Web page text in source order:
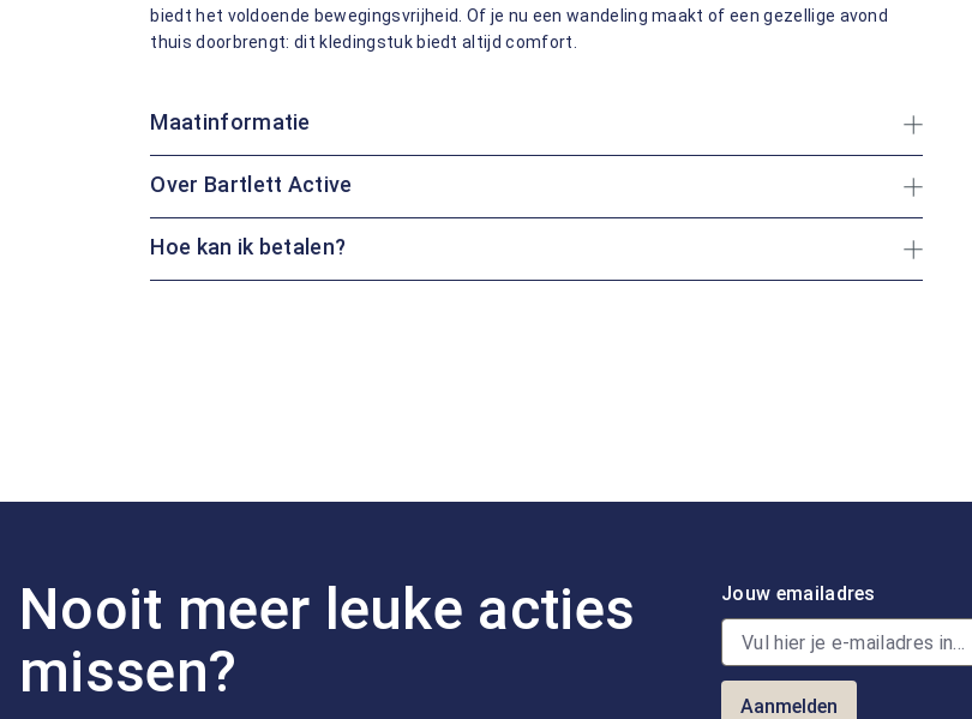
biedt het voldoende bewegingsvrijheid. Of je nu een wandeling maakt of een gezellige avond
thuis doorbrengt: dit kledingstuk biedt altijd comfort.
Maatinformatie
Over Bartlett Active
Hoe kan ik betalen?
Nooit meer leuke acties
missen?
Jouw emailadres
Aanmelden